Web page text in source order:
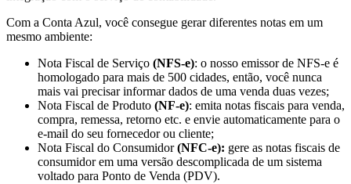
Com a Conta Azul, você consegue gerar diferentes notas em um
mesmo ambiente:
Nota Fiscal de Serviço (NFS-e): o nosso emissor de NFS-e é
homologado para mais de 500 cidades, então, você nunca
mais vai precisar informar dados de uma venda duas vezes;
Nota Fiscal de Produto (NF-e): emita notas fiscais para venda,
compra, remessa, retorno etc. e envie automaticamente para o
e-mail do seu fornecedor ou cliente;
Nota Fiscal do Consumidor(NFC-e): gere as notas fiscais de
consumidor em uma versão descomplicada de um sistema
voltado para Ponto de Venda (PDV).